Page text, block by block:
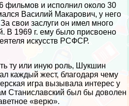
фильмов и исполнил около 30
Василий Макарович, у него
свои заслуги он имел много
В 1969 г. ему было присвоено
искусств РСФСР.
ту или иную роль, Шукшин
каждый жест, благодаря чему
игра вызывала интерес у
Станиславский был бы доволен
«верю».